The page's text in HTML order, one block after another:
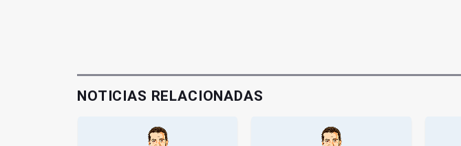
NOTICIAS RELACIONADAS